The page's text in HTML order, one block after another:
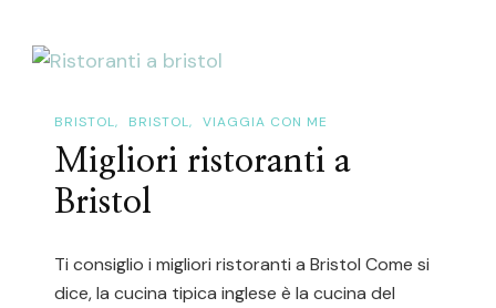
Giorni
BRISTOL BRISTOL VIAGGIA CON ME
Migliori ristoranti a
Bristol
Ti consiglio i migliori ristoranti a Bristol Come si
dice, la cucina tipica inglese è la cucina del